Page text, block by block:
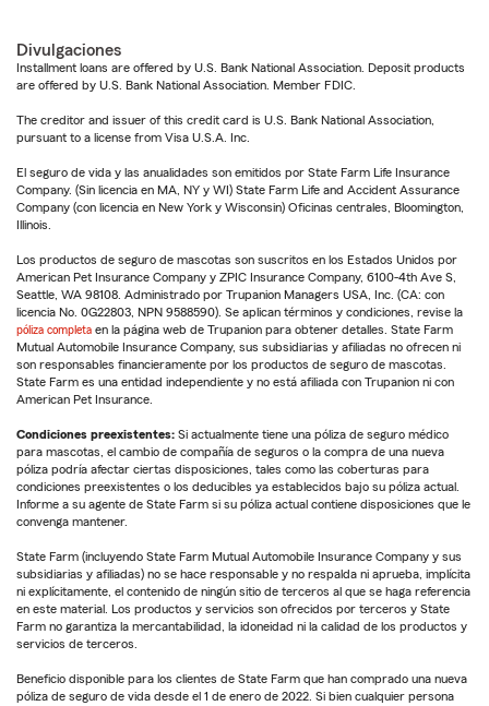
Divulgaciones
Installment loans are offered by U.S. Bank National Association. Deposit products
are offered by U.S. Bank National Association. Member FDIC.
The creditor and issuer of this credit card is U.S. Bank National Association,
pursuant to a license from Visa U.S.A. Inc.
El seguro de vida y las anualidades son emitidos por State Farm Life Insurance
Company. (Sin licencia en MA, NY y WI) State Farm Life and Accident Assurance
Company (con licencia en New York y Wisconsin) Oficinas centrales, Bloomington,
Illinois.
Los productos de seguro de mascotas son suscritos en los Estados Unidos por
American Pet Insurance Company y ZPIC Insurance Company, 6100-4th Ave S,
Seattle, WA 98108. Administrado por Trupanion Managers USA, Inc. (CA: con
licencia No. 0G22803, NPN 9588590). Se aplican términos y condiciones, revise la
póliza completa en la página web de Trupanion para obtener detalles. State Farm
Mutual Automobile Insurance Company, sus subsidiarias y afiliadas no ofrecen ni
son responsables financieramente por los productos de seguro de mascotas.
State Farm es una entidad independiente y no está afiliada con Trupanion ni con
American Pet Insurance.
Condiciones preexistentes: Si actualmente tiene una póliza de seguro médico
para mascotas, el cambio de compañía de seguros o la compra de una nueva
póliza podría afectar ciertas disposiciones, tales como las coberturas para
condiciones preexistentes o los deducibles ya establecidos bajo su póliza actual.
Informe a su agente de State Farm si su póliza actual contiene disposiciones que le
convenga mantener.
State Farm (incluyendo State Farm Mutual Automobile Insurance Company y sus
subsidiarias y afiliadas) no se hace responsable y no respalda ni aprueba, implícita
ni explícitamente, el contenido de ningún sitio de terceros al que se haga referencia
en este material. Los productos y servicios son ofrecidos por terceros y State
Farm no garantiza la mercantabilidad, la idoneidad ni la calidad de los productos y
servicios de terceros.
Beneficio disponible para los clientes de State Farm que han comprado una nueva
póliza de seguro de vida desde el 1 de enero de 2022. Si bien cualquier persona